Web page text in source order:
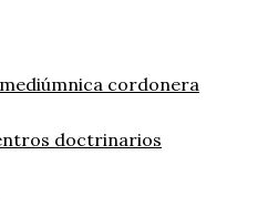
cordonera
doctrinarios